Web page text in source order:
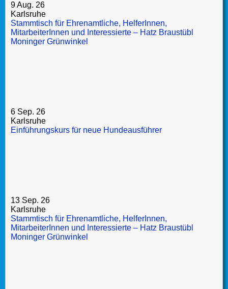
9 Aug. 26
Karlsruhe
Stammtisch für Ehrenamtliche, HelferInnen,
MitarbeiterInnen und Interessierte – Hatz Braustübl
Moninger Grünwinkel
6 Sep. 26
Karlsruhe
Einführungskurs für neue Hundeausführer
13 Sep. 26
Karlsruhe
Stammtisch für Ehrenamtliche, HelferInnen,
MitarbeiterInnen und Interessierte – Hatz Braustübl
Moninger Grünwinkel